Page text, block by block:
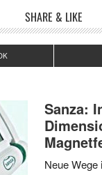
SHARE & LIKE
Sanza:
Neue Wege